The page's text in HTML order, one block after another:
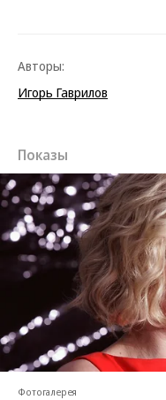
На фото: Канье Уэст и
Авторы:
Игорь Гаврилов
Показы
Фотогалерея